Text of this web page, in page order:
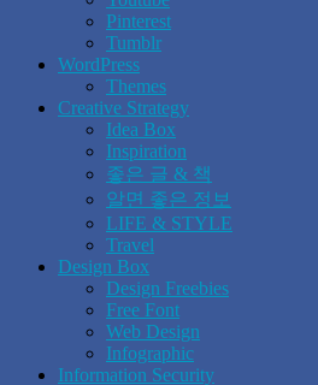
Pinterest
Tumblr
WordPress
Themes
Creative Strategy
Idea Box
Inspiration
좋은 글 & 책
알면 좋은 정보
LIFE & STYLE
Travel
Design Box
Design Freebies
Free Font
Web Design
Infographic
Information Security